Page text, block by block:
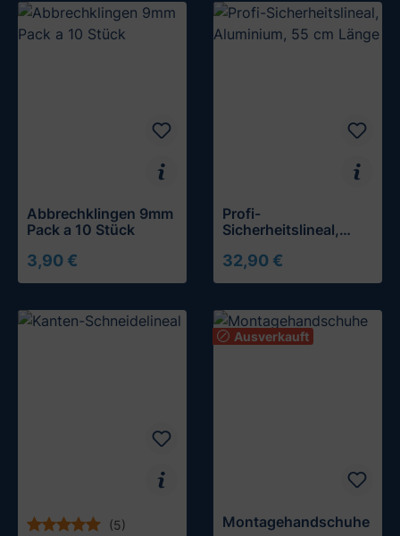
Abbrechklingen 9mm
Pack a 10 Stück
3,90 €
Profi-
Sicherheitslineal,
Länge
32,90 €
(5)
Ausverkauft
Montagehandschuhe